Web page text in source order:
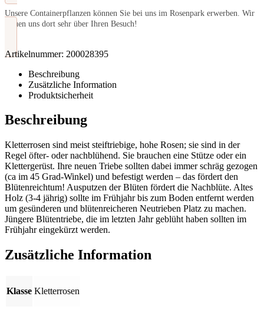
Unsere Containerpflanzen können Sie bei uns im Rosenpark erwerben. Wir
freuen uns dort sehr über Ihren Besuch!
Artikelnummer: 200028395
Beschreibung
Zusätzliche Information
Produktsicherheit
Beschreibung
Kletterrosen sind meist steiftriebige, hohe Rosen; sie sind in der
Regel öfter- oder nachblühend. Sie brauchen eine Stütze oder ein
Klettergerüst. Ihre neuen Triebe sollten dabei immer schräg gezogen
(ca im 45 Grad-Winkel) und befestigt werden – das fördert den
Blütenreichtum! Ausputzen der Blüten fördert die Nachblüte. Altes
Holz (3-4 jährig) sollte im Frühjahr bis zum Boden entfernt werden
um gesünderen und blütenreicheren Neutrieben Platz zu machen.
Jüngere Blütentriebe, die im letzten Jahr geblüht haben sollten im
Frühjahr eingekürzt werden.
Zusätzliche Information
Klasse Kletterrosen